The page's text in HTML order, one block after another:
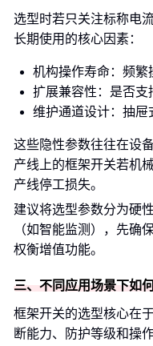
选型时若只关注标称电
长期使用的核心因素：
机构操作寿命：频繁
扩展兼容性：是否支
维护通道设计：抽屉
这些隐性参数往往在设
产线上的框架开关若机
产线停工损失。
建议将选型参数分为硬
（如智能监测），先确
权衡增值功能。
三、不同应用场景下如
框架开关的选型核心在
断能力、防护等级和操